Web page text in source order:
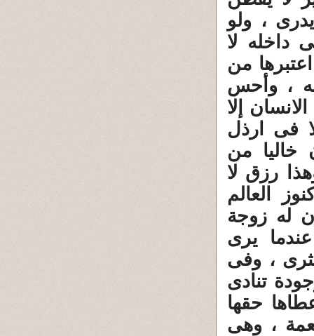
، ولو
داخله لا
من
، وأحس
إلا
فى ارذل
خاليا من
رزق لا
العالم
له زوجة
يرى
، وفى
تنادى
حقها
، وهى